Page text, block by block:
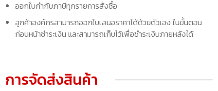
ออกใบกำกับภาษีทุกรายการสั่งซื้อ
ลูกค้าองค์กรสามารถออกใบเสนอราคาได้ด้วยตัวเอง ในขั้นตอน
ก่อนหน้าชำระเงิน และสามารถเก็บไว้เพื่อชำระเงินภายหลังได้
การจัดส่งสินค้า